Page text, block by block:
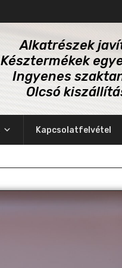
Alkatrészek
Késztermékek
Ingyenes
Olcsó
Kapcsolatfelvétel